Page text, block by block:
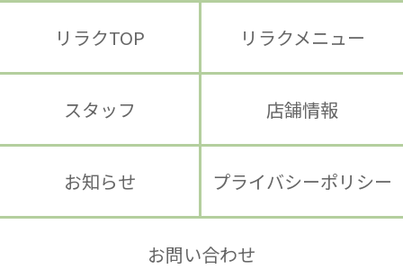
リラクTOP リラクメニュー
スタッフ 店舗情報
お知らせ プライバシーポリシー
お問い合わせ